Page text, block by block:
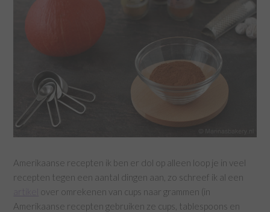
Amerikaanse recepten ik ben er dol op alleen loop je in veel
recepten tegen een aantal dingen aan, zo schreef ik al een
over omrekenen van cups naar grammen (in
Amerikaanse recepten gebruiken ze cups, tablespoons en